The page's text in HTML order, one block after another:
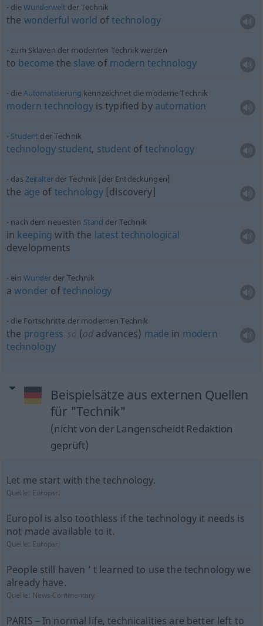
dieWunderwelt der Technik
the wonderful world oftechnology
zum Sklaven der modernen Technik werden
to become the slave of modern technology
dieAutomatisierung kennzeichnet die moderne Technik
modern technologyis typified by automation
Student der Technik
technology student, student oftechnology
dasZeitalterder Technik [der Entdeckungen]
the age of technology [discovery]
nach dem neuesten Stand der Technik
in keeping with the latest technological
developments
ein Wunder der Technik
awonder oftechnology
die Fortschritte der modernen Technik
the progress SG (od advances) made in modern
technology
Beispielsätze aus externen Quellen
für "Technik"
(nicht von der Langenscheidt Redaktion
geprüft)
Let me start with the technology.
Quelle: Europarl
Europol is also toothless if the technology it needs is
not made available to it.
Quelle: Europarl
People still haven ’ t learned to use the technology we
already have.
Quelle: News-Commentary
PARIS – In normal life, technicalities are better left to